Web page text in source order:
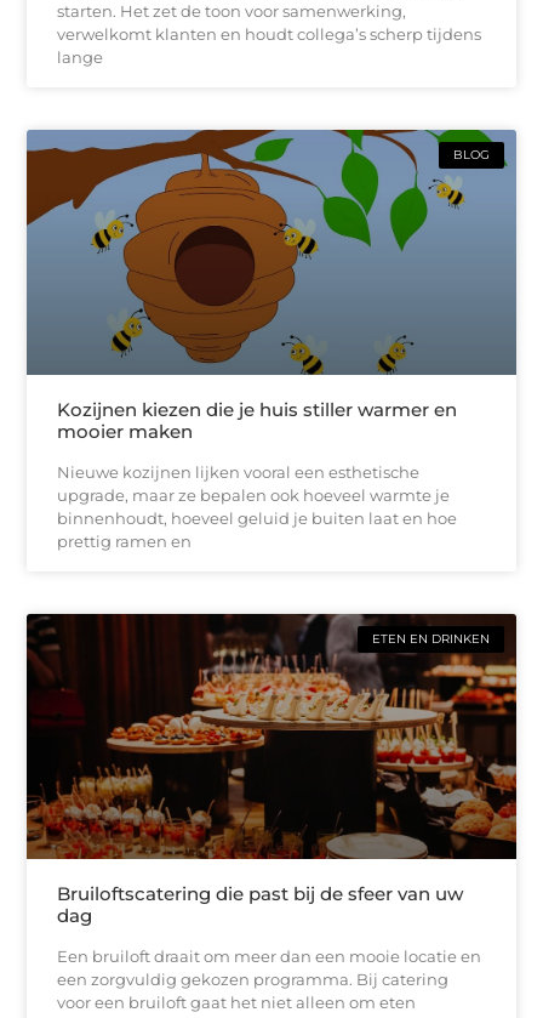
starten. Het zet de toon voor samenwerking,
verwelkomt klanten en houdt collega’s scherp tijdens
lange
BLOG
Kozijnen kiezen die je huis stiller warmer en
mooier maken
Nieuwe kozijnen lijken vooral een esthetische
upgrade, maar ze bepalen ook hoeveel warmte je
binnenhoudt, hoeveel geluid je buiten laat en hoe
prettig ramen en
ETEN EN DRINKEN
Bruiloftscatering die past bij de sfeer van uw
dag
Een bruiloft draait om meer dan een mooie locatie en
een zorgvuldig gekozen programma. Bij catering
voor een bruiloft gaat het niet alleen om eten